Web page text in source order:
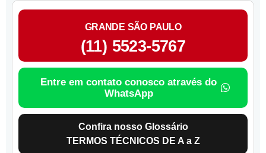
GRANDE SÃO PAULO
(11) 5523-5767
Entre em contato conosco através do
WhatsApp
Confira nosso Glossário
TERMOS TÉCNICOS DE A a Z